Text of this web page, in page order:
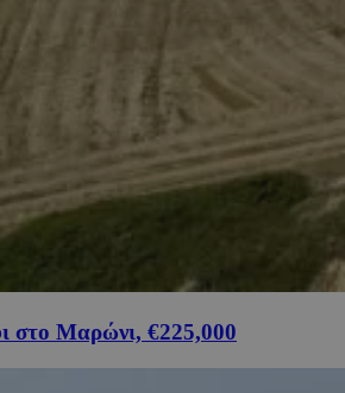
στο Μαρώνι, €225,000